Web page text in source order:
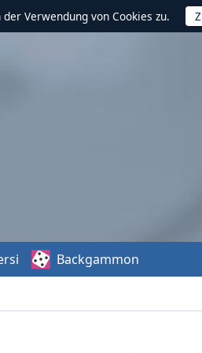
Verwendung von Cookies zu.
Backgammon